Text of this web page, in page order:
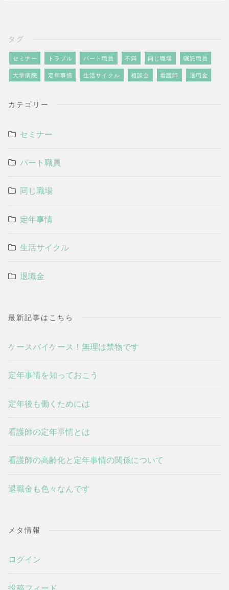
タグ
セミナー トラブル パート職員 不満 同じ職場 嘱託職員
大学病院 定年事情 生活サイクル 相談会 看護師 退職金
カテゴリー
セミナー
パート職員
同じ職場
定年事情
生活サイクル
退職金
最新記事はこちら
ケースバイケース！無理は禁物です
定年事情を知っておこう
定年後も働くためには
看護師の定年事情とは
看護師の高齢化と定年事情の関係について
退職金も色々なんです
メタ情報
ログイン
投稿フィード